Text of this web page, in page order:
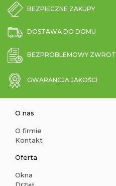
BEZPIECZNE ZAKUPY
DOSTAWA DO DOMU
BEZPROBLEMOWY ZWROT
GWARANCJA JAKOŚCI
O nas
O firmie
Kontakt
Oferta
Okna